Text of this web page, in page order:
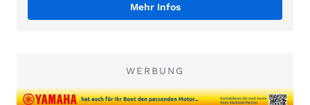
Mehr Infos
WERBUNG